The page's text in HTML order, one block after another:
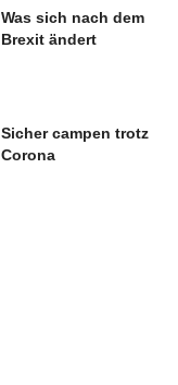
Was sich nach dem
Brexit ändert
Sicher campen trotz
Corona